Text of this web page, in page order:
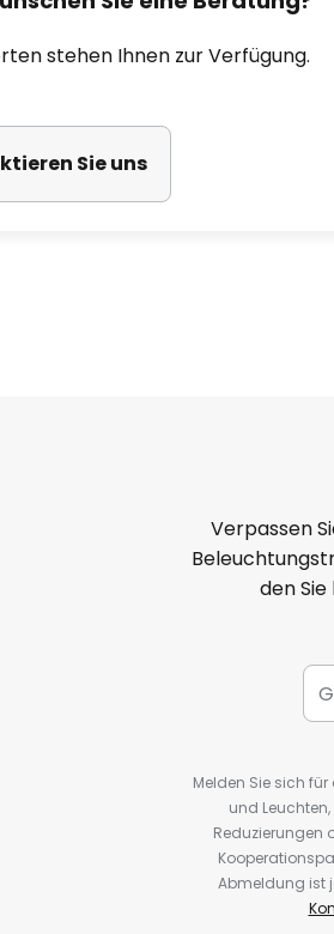
stehen Ihnen zur Verfügung.
Sie uns
Verpassen
den
Melden Sie sich
und
Reduzierungen
Abmeldung ist